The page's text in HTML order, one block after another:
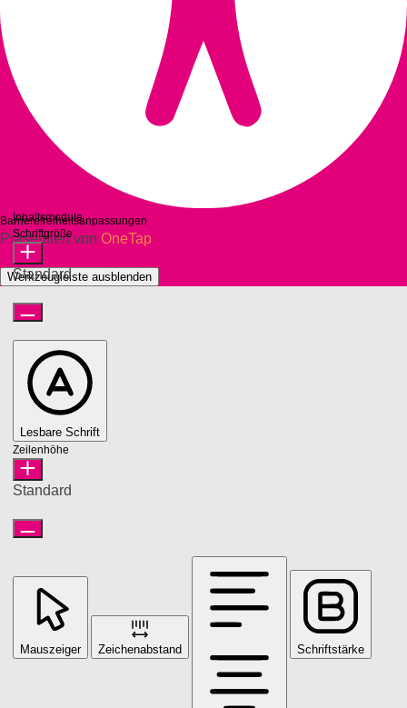
Barrierefreiheitsanpassungen
Präsentiert von OneTap
Werkzeugleiste ausblenden
Inhaltsmodule
Schriftgröße
Standard
Lesbare Schrift
Zeilenhöhe
Standard
Mauszeiger Zeichenabstand Schriftstärke